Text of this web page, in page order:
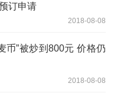
订申请
2018-08-08
币”被炒到800元 价格仍
2018-08-08